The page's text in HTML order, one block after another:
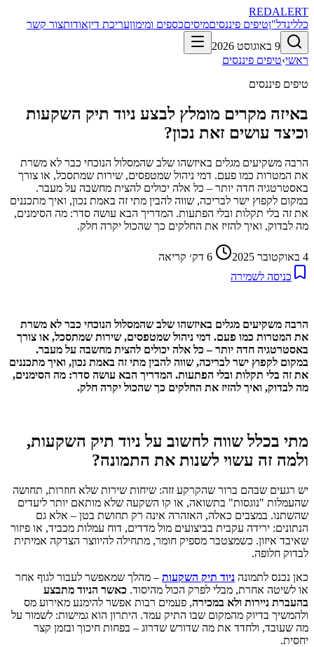
REDALERT
כללינדל"ןטיפים פיננסיםמיסיםכספים ומימוןעריכת דיןאודותצור קשר
9 באוגוסט 2026
ראשי›טיפים פיננסים
טיפים פיננסים
באיזה מקרים מומלץ לבצע ניוד תיק השקעות
וכיצד עושים זאת נכון?
הרבה משקיעים מגלים באיזשהו שלב שהמסלול הנוכחי כבר לא משרת
את המטרות כמו פעם. דמי ניהול שמטפסים, שירות שמתסכל, או צורך
באסטרטגיה חדה יותר – כל אלה יכולים להצית מחשבה על מעבר.
במקום לקפוץ ישר לבריכה, שווה להבין מתי זה באמת נכון, ואיך מתכננים
את זה בלי תקלות ובלי הפתעות. המדריך הבא עושה סדר: מה הסימנים,
מה לבדוק, ואיך להזיז את החלקים כך שהכול יקרה חלק.
4 באוקטובר 2025 6 דק׳ קריאה
כניסה לשמירה
הרבה משקיעים מגלים באיזשהו שלב שהמסלול הנוכחי כבר לא משרת
את המטרות כמו פעם. דמי ניהול שמטפסים, שירות שמתסכל, או צורך
באסטרטגיה חדה יותר – כל אלה יכולים להצית מחשבה על מעבר.
במקום לקפוץ ישר לבריכה, שווה להבין מתי זה באמת נכון, ואיך מתכננים
את זה בלי תקלות ובלי הפתעות. המדריך הבא עושה סדר: מה הסימנים,
מה לבדוק, ואיך להזיז את החלקים כך שהכול יקרה חלק.
מתי בכלל שווה לחשוב על ניוד תיק השקעות,
ולמה זה עשוי לשנות את התמונה?
יש רגעים שבהם ברור שהקרקע זזה: שיחות שירות שלא חוזרות, תחושה
שהעמלות "נוגסות" בתשואה, או קו השקעה שלא מותאם יותר ליעדים
שהשתנו. במצבים כאלה, האזהרה אינה רק תחושת בטן – אלא גם
הנתונים: ירידה עקבית בביצועים מול מדדים, דוח עמלות מכביד, או פיזור
שאיבד איזון. כשמצטבר מספיק חומר, מתחילה להיווצר הצדקה אמיתית
לבדוק חלופה.
כאן נכנס לתמונה ניוד תיק השקעות – מהלך שמאפשר לעבור לגוף אחר
או לשיטה אחרת, מבלי לפרק הכול מהיסוד. כאשר הניוד מתבצע
בהעברת ניירות ולא במכירה, פעמים רבות אפשר להימנע מאירוע מס
ולהמשיך בדיוק מהמקום שבו התיק עמד. היתרון הוא גמישות: לשמור על
מה שעובד, ולחדד את מה שדורש שדרוג – בפחות חיכוך ובזמן קצר
יחסית.